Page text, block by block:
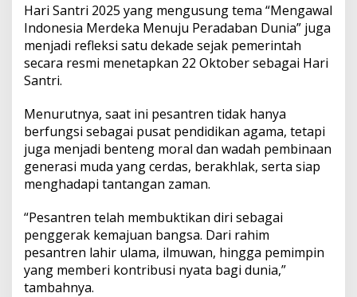
Hari Santri 2025 yang mengusung tema “Mengawal
Indonesia Merdeka Menuju Peradaban Dunia” juga
menjadi refleksi satu dekade sejak pemerintah
secara resmi menetapkan 22 Oktober sebagai Hari
Santri.
Menurutnya, saat ini pesantren tidak hanya
berfungsi sebagai pusat pendidikan agama, tetapi
juga menjadi benteng moral dan wadah pembinaan
generasi muda yang cerdas, berakhlak, serta siap
menghadapi tantangan zaman.
“Pesantren telah membuktikan diri sebagai
penggerak kemajuan bangsa. Dari rahim
pesantren lahir ulama, ilmuwan, hingga pemimpin
yang memberi kontribusi nyata bagi dunia,”
tambahnya.